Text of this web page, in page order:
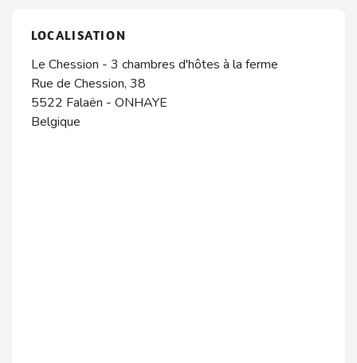
LOCALISATION
Le Chession - 3 chambres d'hôtes à la ferme
Rue de Chession, 38
5522 Falaën - ONHAYE
Belgique